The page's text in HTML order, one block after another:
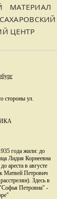
МАТЕРИАЛ
ЦЕНТР
стороны ул.
года жили: до
Лидия Корнеевна
ареста в августе
Матвей Петрович
Здесь в
Петровна" -